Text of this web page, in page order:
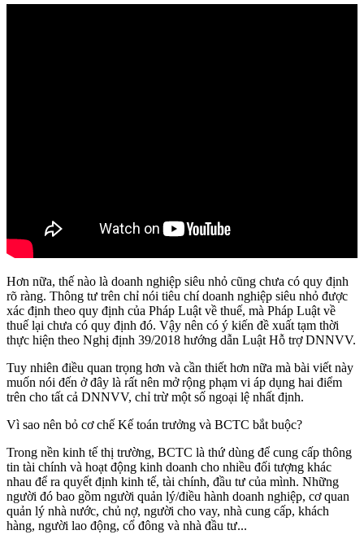
Hơn nữa, thế nào là doanh nghiệp siêu nhỏ cũng chưa có quy định
rõ ràng. Thông tư trên chỉ nói tiêu chí doanh nghiệp siêu nhỏ được
xác định theo quy định của Pháp Luật về thuế, mà Pháp Luật về
thuế lại chưa có quy định đó. Vậy nên có ý kiến đề xuất tạm thời
thực hiện theo Nghị định 39/2018 hướng dẫn Luật Hỗ trợ DNNVV.
Tuy nhiên điều quan trọng hơn và cần thiết hơn nữa mà bài viết này
muốn nói đến ở đây là rất nên mở rộng phạm vi áp dụng hai điểm
trên cho tất cả DNNVV, chỉ trừ một số ngoại lệ nhất định.
Vì sao nên bỏ cơ chế Kế toán trưởng và BCTC bắt buộc?
Trong nền kinh tế thị trường, BCTC là thứ dùng để cung cấp thông
tin tài chính và hoạt động kinh doanh cho nhiều đối tượng khác
nhau để ra quyết định kinh tế, tài chính, đầu tư của mình. Những
người đó bao gồm người quản lý/điều hành doanh nghiệp, cơ quan
quản lý nhà nước, chủ nợ, người cho vay, nhà cung cấp, khách
hàng, người lao động, cổ đông và nhà đầu tư...